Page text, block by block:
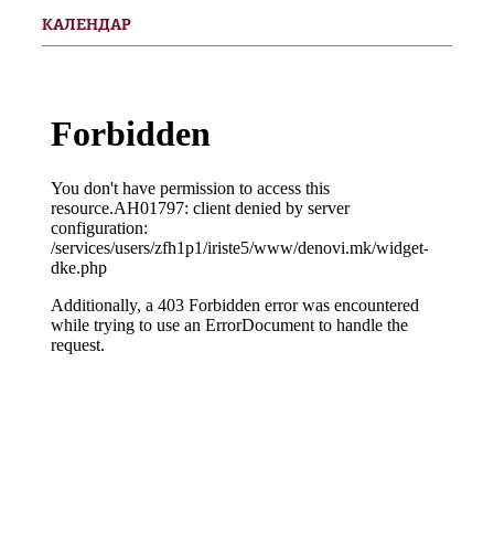
КАЛЕНДАР